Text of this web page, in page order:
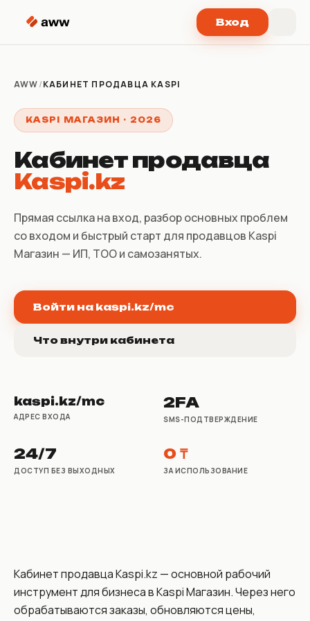
Вход
AWW/КАБИНЕТ ПРОДАВЦА KASPI
KASPI МАГАЗИН · 2026
Кабинет продавца
Kaspi.kz
Прямая ссылка на вход, разбор основных проблем
со входом и быстрый старт для продавцов Kaspi
Магазин — ИП, ТОО и самозанятых.
Войти на kaspi.kz/mc
Что внутри кабинета
kaspi.kz/mc
АДРЕС ВХОДА
2FA
SMS-ПОДТВЕРЖДЕНИЕ
24/7
ДОСТУП БЕЗ ВЫХОДНЫХ
0 ₸
ЗА ИСПОЛЬЗОВАНИЕ
Кабинет продавца Kaspi.kz — основной рабочий
инструмент для бизнеса в Kaspi Магазин. Через него
обрабатываются заказы, обновляются цены,